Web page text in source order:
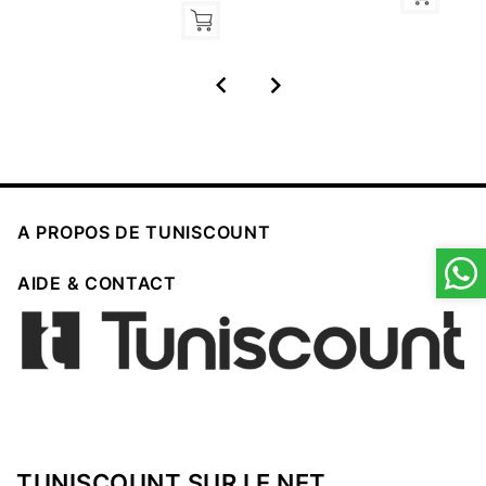
 
A PROPOS DE TUNISCOUNT
AIDE & CONTACT 